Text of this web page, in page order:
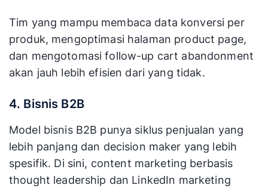
Tim yang mampu membaca data konversi per
produk, mengoptimasi halaman product page,
dan mengotomasi follow-up cart abandonment
akan jauh lebih efisien dari yang tidak.
4. Bisnis B2B
Model bisnis B2B punya siklus penjualan yang
lebih panjang dan decision maker yang lebih
spesifik. Di sini, content marketing berbasis
thought leadership dan LinkedIn marketing